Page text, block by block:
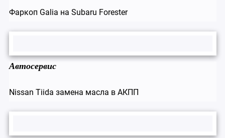
Фаркоп Galia на Subaru Forester
Автосервис
Nissan Tiida замена масла в АКПП